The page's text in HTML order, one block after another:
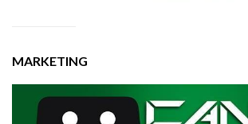
MARKETING